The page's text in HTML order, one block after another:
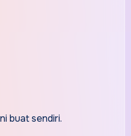
buat sendiri.